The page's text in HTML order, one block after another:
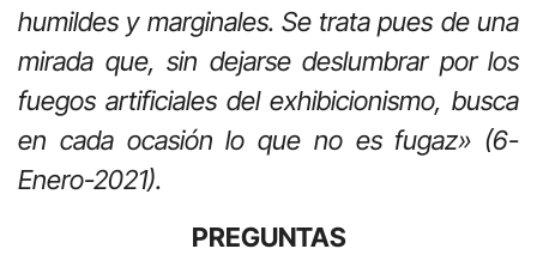
humildes y marginales. Se trata pues de una
mirada que, sin dejarse deslumbrar por los
fuegos artificiales del exhibicionismo, busca
en cada ocasión lo que no es fugaz» (6-
Enero-2021).
PREGUNTAS